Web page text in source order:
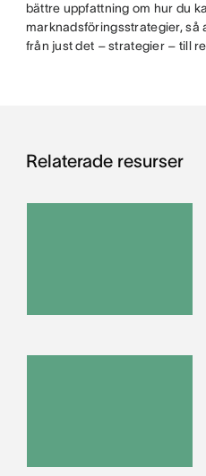
bättre uppfattning om hur du
marknadsföringsstrategier, så
från just det – strategier – till
Relaterade resurser